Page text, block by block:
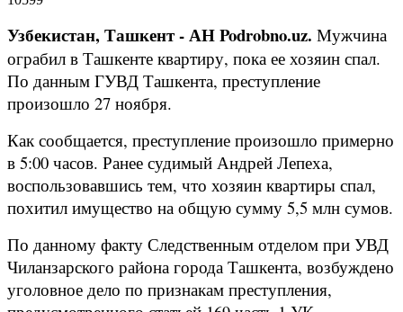
Узбекистан, Ташкент - АН Podrobno.uz. Мужчина
ограбил в Ташкенте квартиру, пока ее хозяин спал.
По данным ГУВД Ташкента, преступление
произошло 27 ноября.
Как сообщается, преступление произошло примерно
в 5:00 часов. Ранее судимый Андрей Лепеха,
воспользовавшись тем, что хозяин квартиры спал,
похитил имущество на общую сумму 5,5 млн сумов.
По данному факту Следственным отделом при УВД
Чиланзарского района города Ташкента, возбуждено
уголовное дело по признакам преступления,